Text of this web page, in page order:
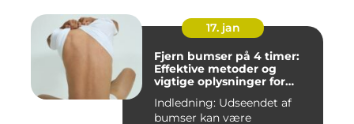
17. jan
Fjern bumser på 4 timer:
Effektive metoder og
vigtige oplysninger for
forbrugere
Indledning: Udseendet af
bumser kan være